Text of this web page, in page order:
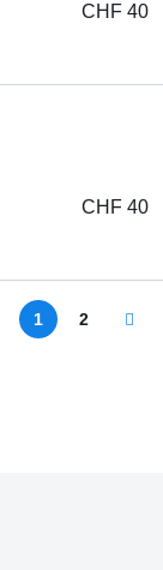
CHF 40
CHF 40
1 2